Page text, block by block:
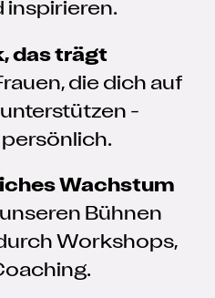
inspirieren.
das trägt
die dich auf
-
Wachstum
Bühnen
Workshops,